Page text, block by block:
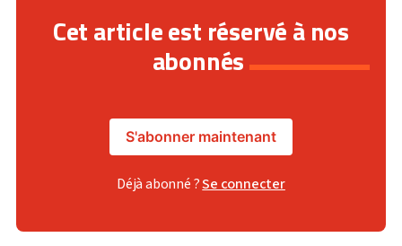
Cet article est réservé à nos
abonnés
S'abonner maintenant
Déjà abonné ?Se connecter